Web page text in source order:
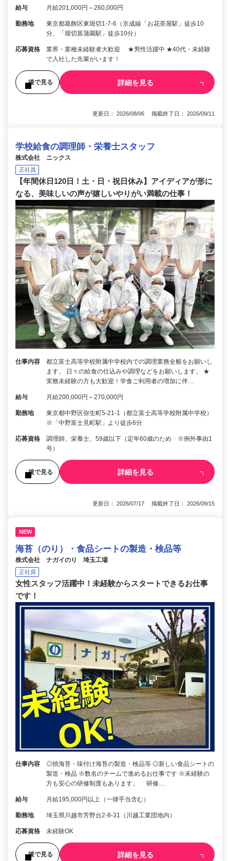
給与 月給201,000円～260,000円
勤務地
東京都葛飾区東堀切1-7-6（京成線「お花茶屋駅」徒歩10
分、「堀切菖蒲園駅」徒歩10分）
応募資格
業界・業種未経験者大歓迎 ★男性活躍中 ★40代・未経験
で入社した先輩がいます！
後で見る 詳細を見る
更新日： 2026/08/06 掲載終了日： 2026/09/11
学校給食の調理師・栄養士スタッフ
株式会社 ニックス
正社員
【年間休日120日！土・日・祝日休み】アイディアが形に
なる、美味しいの声が嬉しいやりがい満載の仕事！
仕事内容
都立富士高等学校附属中学校内での調理業務全般をお願いし
ます。 日々の給食の仕込みや調理などをお願いします。 ★
実務未経験の方も大歓迎！学食ご利用者の増加に伴…
給与 月給200,000円～270,000円
勤務地
東京都中野区弥生町5-21-1（都立富士高等学校附属中学校）
※「中野富士見町駅」より徒歩6分
応募資格
調理師、栄養士、59歳以下（定年60歳のため ※例外事由1
号）
後で見る 詳細を見る
更新日： 2026/07/17 掲載終了日： 2026/09/15
NEW
海苔（のり）・食品シートの製造・検品等
株式会社 ナガイのり 埼玉工場
正社員
女性スタッフ活躍中！未経験からスタートできるお仕事
です！
仕事内容
◎焼海苔・味付け海苔の製造・検品等 ◎新しい食品シートの
製造・検品 ※数名のチームで進めるお仕事です ※未経験の
方も安心の研修制度もあります。 研修…
給与 月給195,000円以上（一律手当含む）
勤務地 埼玉県川越市芳野台2-8-31（川越工業団地内）
応募資格 未経験OK
後で見る 詳細を見る